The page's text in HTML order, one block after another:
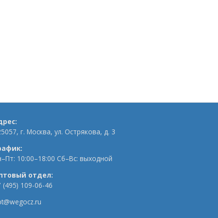
г. Москва, ул. Острякова, д. 3
10:00–18:00 Сб–Вс: выходной
отдел:
(495) 109-06-46